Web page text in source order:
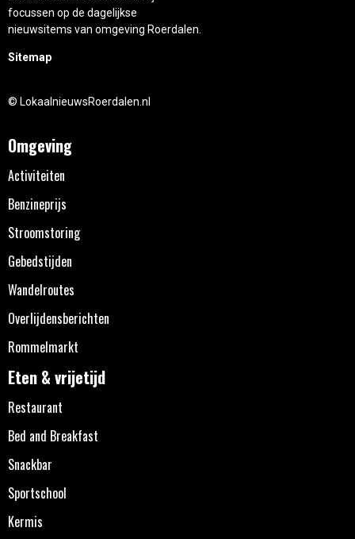
focussen op de dagelijkse
nieuwsitems van omgeving Roerdalen.
Sitemap
© LokaalnieuwsRoerdalen.nl
Omgeving
Activiteiten
Benzineprijs
Stroomstoring
Gebedstijden
Wandelroutes
Overlijdensberichten
Rommelmarkt
Eten & vrijetijd
Restaurant
Bed and Breakfast
Snackbar
Sportschool
Kermis